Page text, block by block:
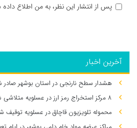
پس از انتشار این نظر، به من اطلاع
آخرین اخبار
هشدار سطح نارنجی در استان بوشهر صادر
۸ مرکز استخراج رمز ارز در عسلویه متلاشی شد
محموله تلویزیون قاچاق در عسلویه توقیف